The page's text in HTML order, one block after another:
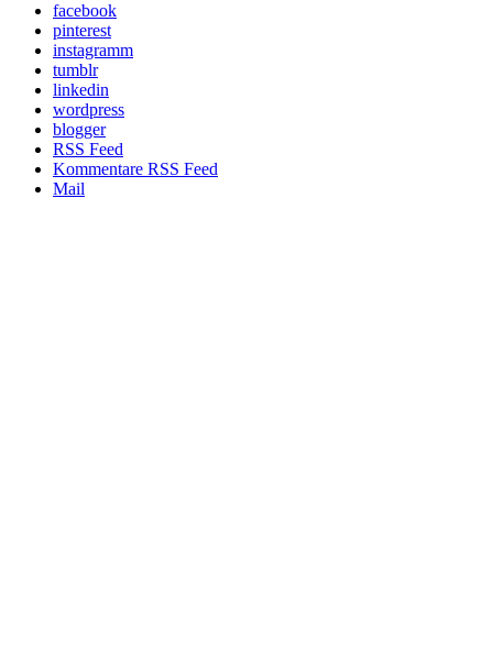
facebook
pinterest
instagramm
tumblr
linkedin
wordpress
blogger
RSS Feed
Kommentare RSS Feed
Mail